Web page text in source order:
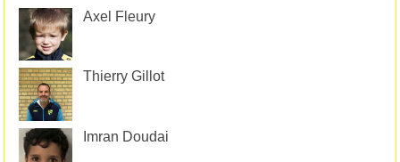
Axel Fleury
Thierry Gillot
Imran Doudai